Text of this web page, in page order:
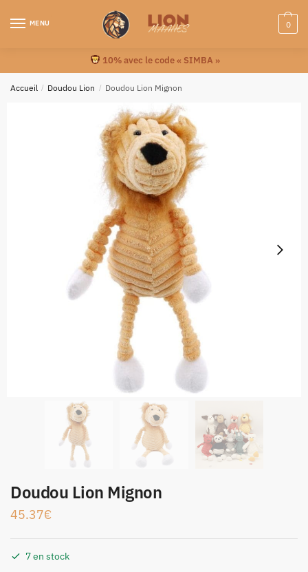
MENU 0
10% avec le code « SIMBA »
Accueil / Doudou Lion / Doudou Lion Mignon
Doudou Lion Mignon
45.37€
7 en stock